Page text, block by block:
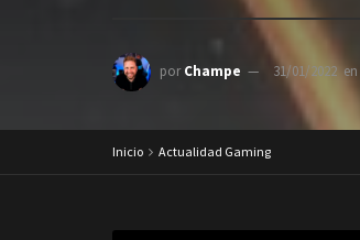
por Champe 31/01/2022 en
Inicio Actualidad Gaming